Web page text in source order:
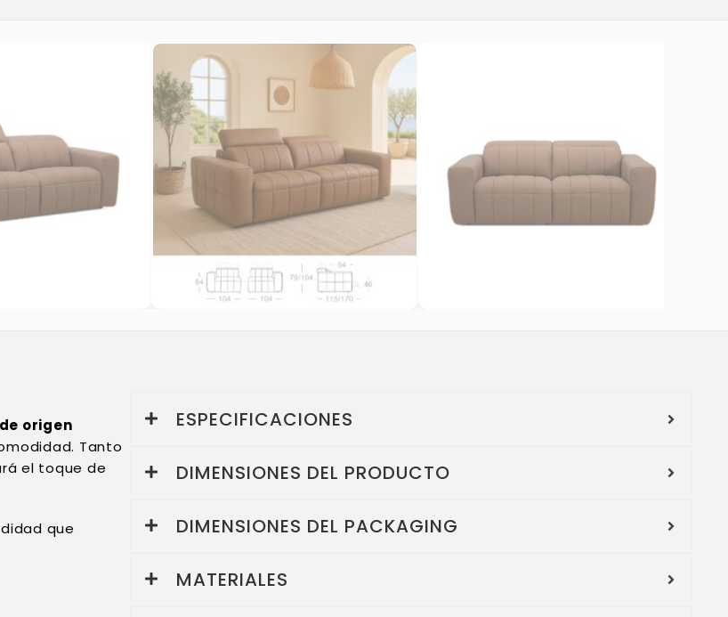
origen
Tanto
el toque de
que
ESPECIFICACIONES
DIMENSIONES DEL PRODUCTO
DIMENSIONES DEL PACKAGING
MATERIALES